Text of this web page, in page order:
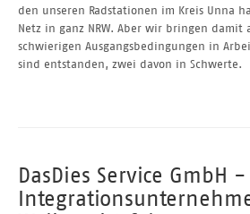
den unseren Radstationen im Kreis Unna
Netz in ganz NRW. Aber wir bringen damit
schwierigen Ausgangsbedingungen in
sind entstanden, zwei davon in Schwerte.
DasDies Service GmbH -